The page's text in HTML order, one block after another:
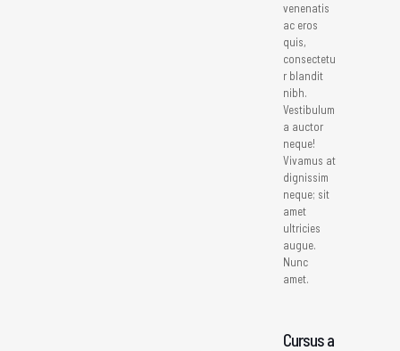
venenatis
ac eros
quis,
consectetu
r blandit
nibh.
Vestibulum
a auctor
neque!
Vivamus at
dignissim
neque; sit
amet
ultricies
augue.
Nunc
amet.
Cursus a